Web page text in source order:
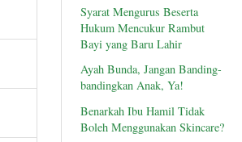
Syarat Mengurus Beserta
Hukum Mencukur Rambut
Bayi yang Baru Lahir
Ayah Bunda, Jangan Banding-
bandingkan Anak, Ya!
Benarkah Ibu Hamil Tidak
Boleh Menggunakan Skincare?